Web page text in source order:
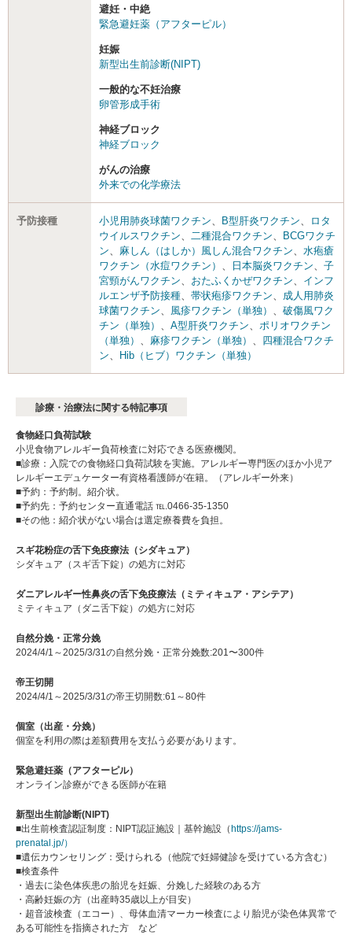
避妊・中絶
緊急避妊薬（アフターピル）
妊娠
新型出生前診断(NIPT)
一般的な不妊治療
卵管形成手術
神経ブロック
神経ブロック
がんの治療
外来での化学療法
予防接種 小児用肺炎球菌ワクチン B型肝炎ワクチン
ロタ
ウイルスワクチン
二種混合ワクチン
BCGワクチ
ン
麻しん（はしか）風しん混合ワクチン
水疱瘡
ワクチン（水痘ワクチン）
日本脳炎ワクチン
子
宮頸がんワクチン
おたふくかぜワクチン
インフ
ルエンザ予防接種
帯状疱疹ワクチン
成人用肺炎
球菌ワクチン
風疹ワクチン（単独）
破傷風ワク
チン（単独）
A型肝炎ワクチン
ポリオワクチン
（単独）
麻疹ワクチン（単独）
四種混合ワクチ
ン
Hib（ヒブ）ワクチン（単独）
診療・治療法に関する特記事項
食物経口負荷試験
小児食物アレルギー負荷検査に対応できる医療機関。
■診療：入院での食物経口負荷試験を実施。アレルギー専門医のほか小児ア
レルギーエデュケーター有資格看護師が在籍。（アレルギー外来）
■予約：予約制。紹介状。
■予約先：予約センター直通電話 ℡.0466-35-1350
■その他：紹介状がない場合は選定療養費を負担。
スギ花粉症の舌下免疫療法（シダキュア）
シダキュア（スギ舌下錠）の処方に対応
ダニアレルギー性鼻炎の舌下免疫療法（ミティキュア・アシテア）
ミティキュア（ダニ舌下錠）の処方に対応
自然分娩・正常分娩
2024/4/1～2025/3/31の自然分娩・正常分娩数:201〜300件
帝王切開
2024/4/1～2025/3/31の帝王切開数:61～80件
個室（出産・分娩）
個室を利用の際は差額費用を支払う必要があります。
緊急避妊薬（アフターピル）
オンライン診療ができる医師が在籍
新型出生前診断(NIPT)
■出生前検査認証制度：NIPT認証施設｜基幹施設（https://jams-
prenatal.jp/）
■遺伝カウンセリング：受けられる（他院で妊婦健診を受けている方含む）
■検査条件
・過去に染色体疾患の胎児を妊娠、分娩した経験のある方
・高齢妊娠の方（出産時35歳以上が目安）
・超音波検査（エコー）、母体血清マーカー検査により胎児が染色体異常で
ある可能性を指摘された方 など